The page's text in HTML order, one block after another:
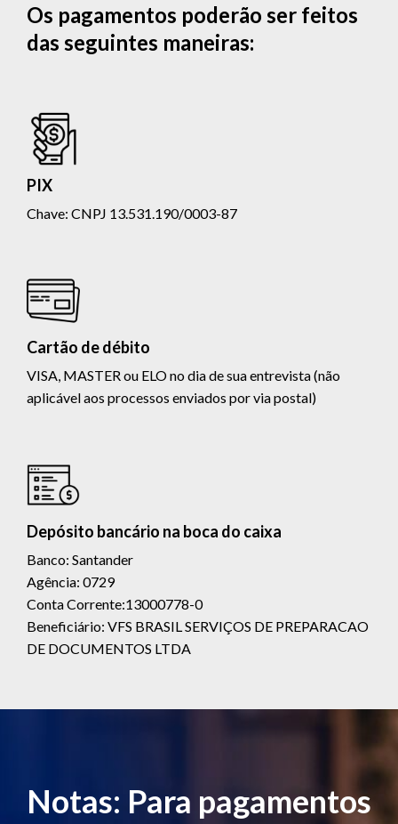
Os pagamentos poderão ser feitos
das seguintes maneiras:
PIX
Chave: CNPJ 13.531.190/0003-87
Cartão de débito
VISA, MASTER ou ELO no dia de sua entrevista (não
aplicável aos processos enviados por via postal)
Depósito bancário na boca do caixa
Banco: Santander
Agência: 0729
Conta Corrente:13000778-0
Beneficiário: VFS BRASIL SERVIÇOS DE PREPARACAO
DE DOCUMENTOS LTDA
Notas: Para pagamentos